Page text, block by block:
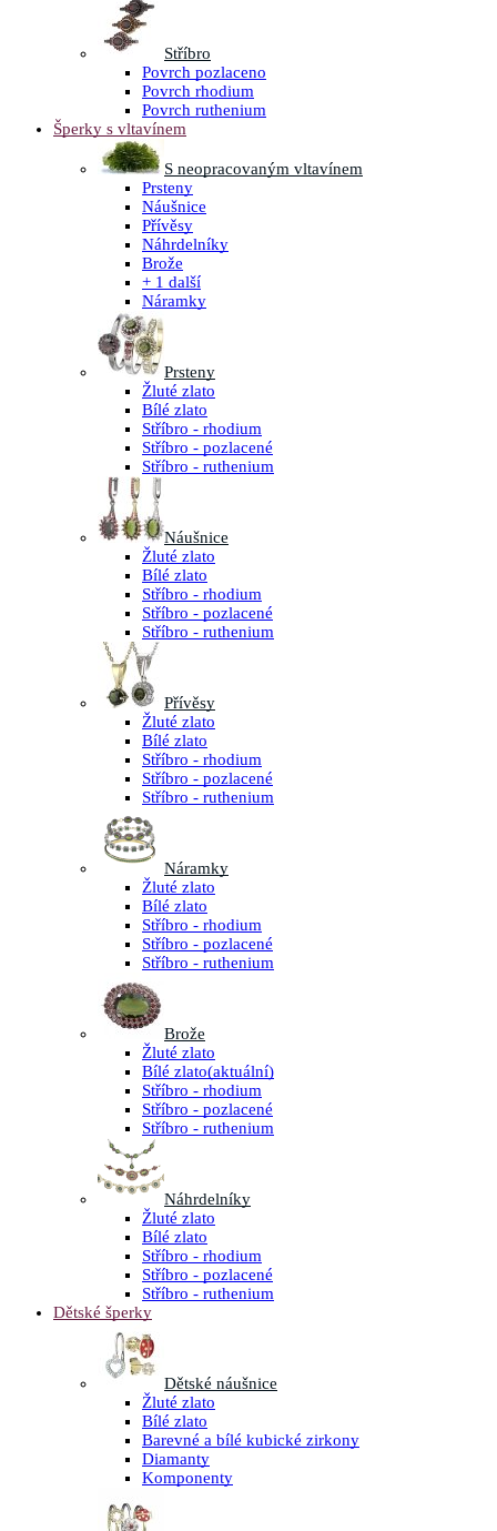
Stříbro
Povrch pozlaceno
Povrch rhodium
Povrch ruthenium
Šperky s vltavínem
S neopracovaným vltavínem
Prsteny
Náušnice
Přívěsy
Náhrdelníky
Brože
+ 1 další
Náramky
Prsteny
Žluté zlato
Bílé zlato
Stříbro - rhodium
Stříbro - pozlacené
Stříbro - ruthenium
Náušnice
Žluté zlato
Bílé zlato
Stříbro - rhodium
Stříbro - pozlacené
Stříbro - ruthenium
Přívěsy
Žluté zlato
Bílé zlato
Stříbro - rhodium
Stříbro - pozlacené
Stříbro - ruthenium
Náramky
Žluté zlato
Bílé zlato
Stříbro - rhodium
Stříbro - pozlacené
Stříbro - ruthenium
Brože
Žluté zlato
Bílé zlato(aktuální)
Stříbro - rhodium
Stříbro - pozlacené
Stříbro - ruthenium
Náhrdelníky
Žluté zlato
Bílé zlato
Stříbro - rhodium
Stříbro - pozlacené
Stříbro - ruthenium
Dětské šperky
Dětské náušnice
Žluté zlato
Bílé zlato
Barevné a bílé kubické zirkony
Diamanty
Komponenty